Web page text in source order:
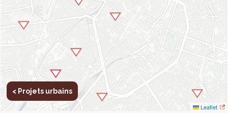
Leaflet
< Projets urbains